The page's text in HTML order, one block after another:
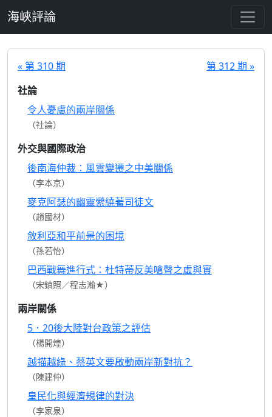
海峽評論
« 第 310 期
第 312 期 »
社論
令人憂慮的兩岸關係
（社論）
外交與國際政治
後南海仲裁：風雲變遷之中美關係
（李本京）
麥克阿瑟的幽靈縈繞著司徒文
（趙國材）
敘利亞和平前景的困境
（孫若怡）
巴西戰舞進行式：杜特蒂反美嗆聲之虛與實
（宋鎮照／程志瀚★）
兩岸關係
5．20後大陸對台政策之評估
（楊開煌）
越描越綠、蔡英文要啟動兩岸新對抗？
（陳建仲）
皇民化與經濟規律的對決
（李家泉）